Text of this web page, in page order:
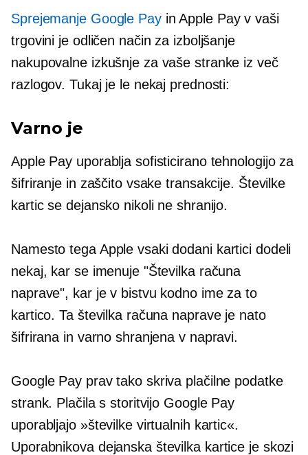
Sprejemanje Google Payin Apple Pay v vaši
trgovini je odličen način za izboljšanje
nakupovalne izkušnje za vaše stranke iz več
razlogov. Tukaj je le nekaj prednosti:
Varno je
Apple Pay uporablja sofisticirano tehnologijo za
šifriranje in zaščito vsake transakcije. Številke
kartic se dejansko nikoli ne shranijo.
Namesto tega Apple vsaki dodani kartici dodeli
nekaj, kar se imenuje "Številka računa
naprave", kar je v bistvu kodno ime za to
kartico. Ta številka računa naprave je nato
šifrirana in varno shranjena v napravi.
Google Pay prav tako skriva plačilne podatke
strank. Plačila s storitvijo Google Pay
uporabljajo »številke virtualnih kartic«.
Uporabnikova dejanska številka kartice je skozi